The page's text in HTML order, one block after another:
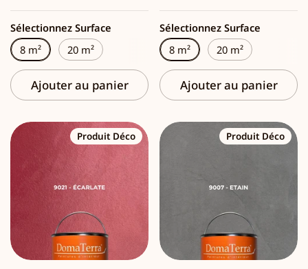
Sélectionnez Surface
8 m²
20 m²
Ajouter au panier
Sélectionnez Surface
8 m²
20 m²
Ajouter au panier
Produit Déco Produit Déco